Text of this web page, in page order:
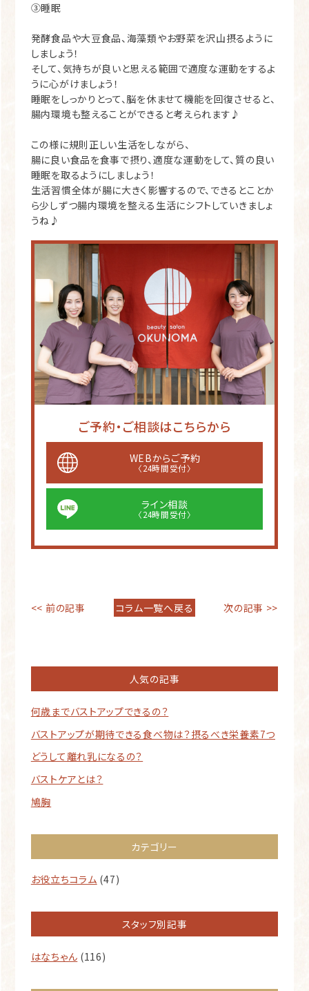
③睡眠
発酵食品や大豆食品、海藻類やお野菜を沢山摂るように
しましょう！
そして、気持ちが良いと思える範囲で適度な運動をするよ
うに心がけましょう！
睡眠をしっかりとって、脳を休ませて機能を回復させると、
腸内環境も整えることができると考えられます♪
この様に規則正しい生活をしながら、
腸に良い食品を食事で摂り、適度な運動をして、質の良い
睡眠を取るようにしましょう！
生活習慣全体が腸に大きく影響するので、できるとことか
ら少しずつ腸内環境を整える生活にシフトしていきましょ
うね♪
ご予約・ご相談はこちらから
WEBからご予約
〈24時間受付〉
ライン相談
〈24時間受付〉
<< 前の記事 コラム一覧へ戻る 次の記事 >>
人気の記事
何歳までバストアップできるの？
バストアップが期待できる食べ物は？摂るべき栄養素7つ
どうして離れ乳になるの？
バストケアとは？
鳩胸
カテゴリー
お役立ちコラム (47)
スタッフ別記事
はなちゃん (116)